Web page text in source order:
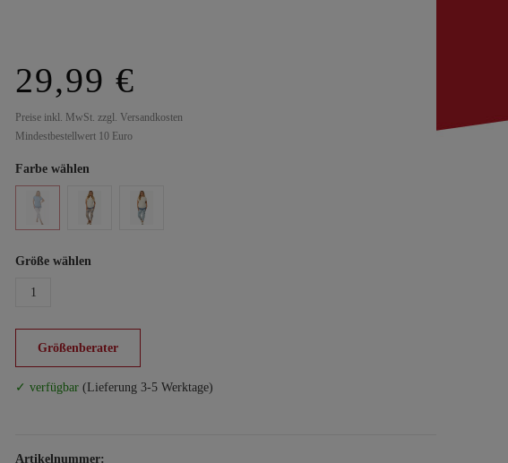
29,99 €
Preise inkl. MwSt. zzgl. Versandkosten
Mindestbestellwert 10 Euro
Farbe wählen
Größe wählen
1
Größenberater
✓ verfügbar (Lieferung 3-5 Werktage)
Artikelnummer: